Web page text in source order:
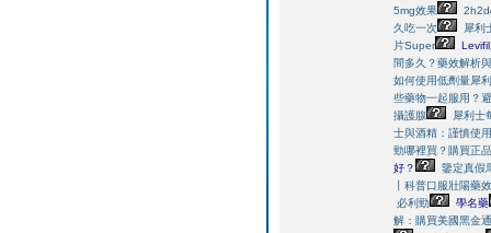
5mg效果
2h2d
久吃一次
犀利
片Super
間多久？藥效解析
如何使用低劑量犀
些藥物一起服用？
攝護腺
犀利士
士與酒精：謹慎使
勁哪裡買？購買正
好？
鑒定真假
丨科普口服壯陽藥
必利勁
學名藥
解：購買美國黑金